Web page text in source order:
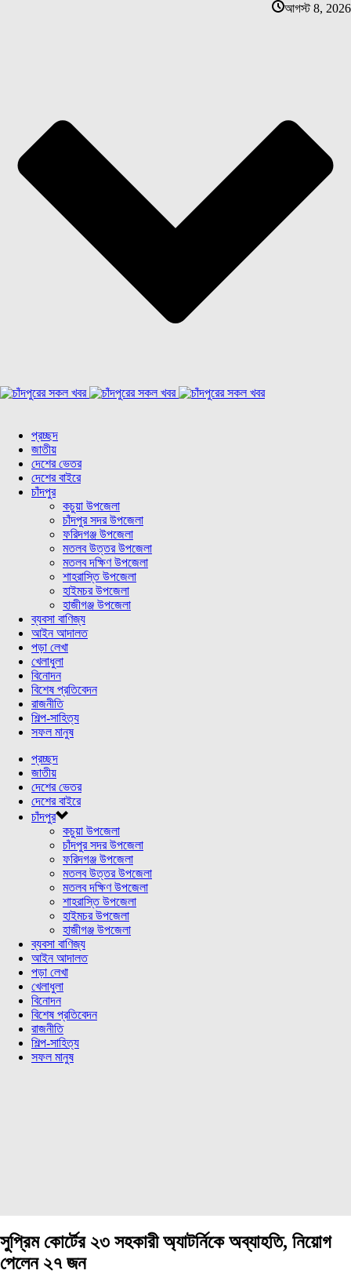
আগস্ট 8, 2026
প্রচ্ছদ
জাতীয়
দেশের ভেতর
দেশের বাইরে
চাঁদপুর
কচুয়া উপজেলা
চাঁদপুর সদর উপজেলা
ফরিদগঞ্জ উপজেলা
মতলব উত্তর উপজেলা
মতলব দক্ষিণ উপজেলা
শাহরাস্তি উপজেলা
হাইমচর উপজেলা
হাজীগঞ্জ উপজেলা
ব্যবসা বাণিজ্য
আইন আদালত
পড়া লেখা
খেলাধুলা
বিনোদন
বিশেষ প্রতিবেদন
রাজনীতি
শিল্প-সাহিত্য
সফল মানুষ
প্রচ্ছদ
জাতীয়
দেশের ভেতর
দেশের বাইরে
চাঁদপুর
কচুয়া উপজেলা
চাঁদপুর সদর উপজেলা
ফরিদগঞ্জ উপজেলা
মতলব উত্তর উপজেলা
মতলব দক্ষিণ উপজেলা
শাহরাস্তি উপজেলা
হাইমচর উপজেলা
হাজীগঞ্জ উপজেলা
ব্যবসা বাণিজ্য
আইন আদালত
পড়া লেখা
খেলাধুলা
বিনোদন
বিশেষ প্রতিবেদন
রাজনীতি
শিল্প-সাহিত্য
সফল মানুষ
সুপ্রিম কোর্টের ২৩ সহকারী অ্যাটর্নিকে অব্যাহতি, নিয়োগ
পেলেন ২৭ জন